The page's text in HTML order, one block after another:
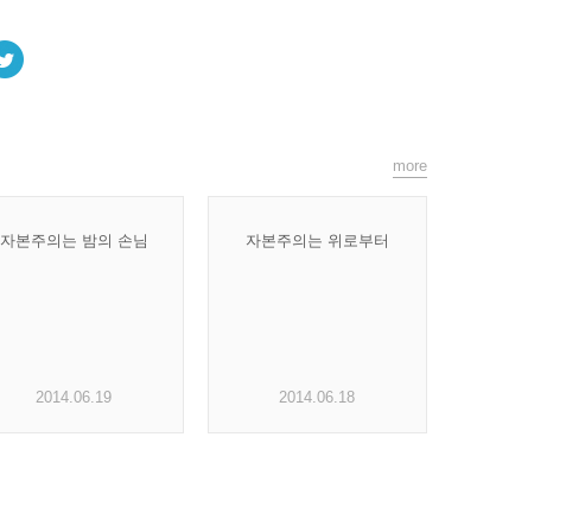
자본주의는 밤의 손님
2014.06.19
자본주의는 위로부터
2014.06.18
more